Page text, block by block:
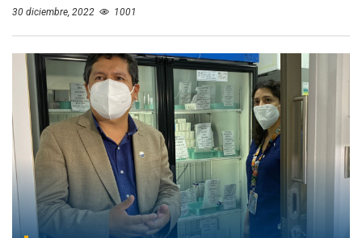
30 diciembre, 2022 1001